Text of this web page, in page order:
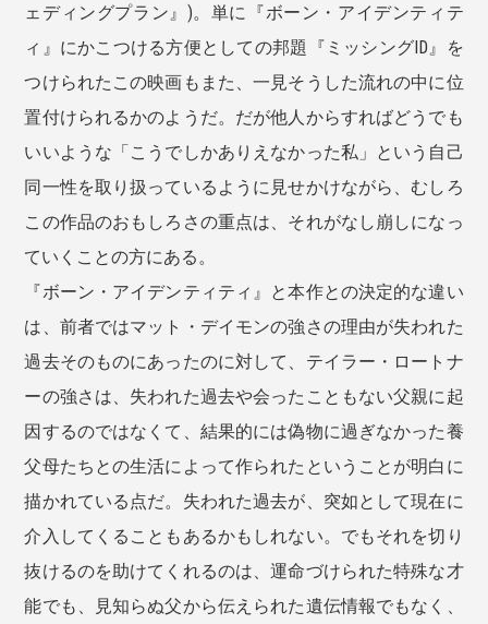
ェディングプラン』)。単に『ボーン・アイデンティテ
ィ』にかこつける方便としての邦題『ミッシングID』を
つけられたこの映画もまた、一見そうした流れの中に位
置付けられるかのようだ。だが他人からすればどうでも
いいような「こうでしかありえなかった私」という自己
同一性を取り扱っているように見せかけながら、むしろ
この作品のおもしろさの重点は、それがなし崩しになっ
ていくことの方にある。
『ボーン・アイデンティティ』と本作との決定的な違い
は、前者ではマット・デイモンの強さの理由が失われた
過去そのものにあったのに対して、テイラー・ロートナ
ーの強さは、失われた過去や会ったこともない父親に起
因するのではなくて、結果的には偽物に過ぎなかった養
父母たちとの生活によって作られたということが明白に
描かれている点だ。失われた過去が、突如として現在に
介入してくることもあるかもしれない。でもそれを切り
抜けるのを助けてくれるのは、運命づけられた特殊な才
能でも、見知らぬ父から伝えられた遺伝情報でもなく、